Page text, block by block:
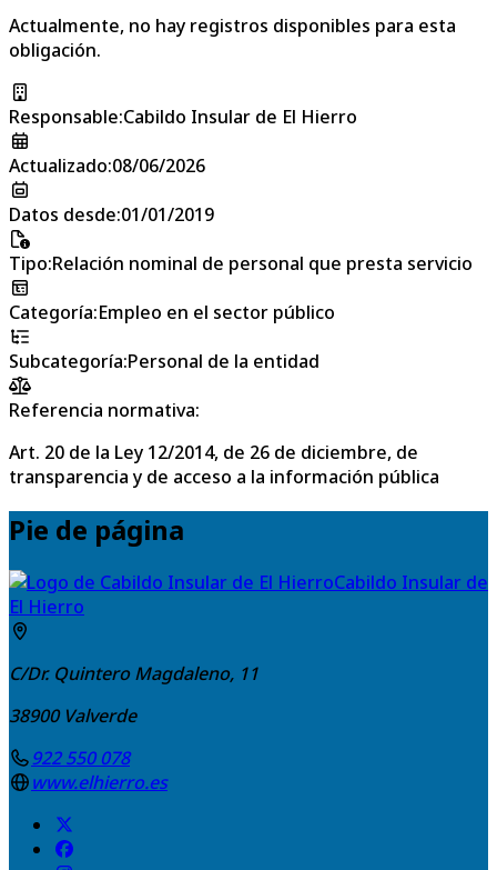
Actualmente, no hay registros disponibles para esta
obligación.
Responsable:Cabildo Insular de El Hierro
Actualizado:08/06/2026
Datos desde:01/01/2019
Tipo:Relación nominal de personal que presta servicio
Categoría:Empleo en el sector público
Subcategoría:Personal de la entidad
Referencia normativa:
Art. 20 de la Ley 12/2014, de 26 de diciembre, de
transparencia y de acceso a la información pública
Pie de página
Cabildo Insular de
El Hierro
C/Dr. Quintero Magdaleno, 11
38900 Valverde
922 550 078
www.elhierro.es